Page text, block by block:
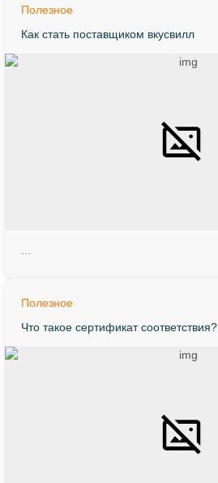
Полезное
Как стать поставщиком вкусвилл
...
Полезное
Что такое сертификат соответствия?